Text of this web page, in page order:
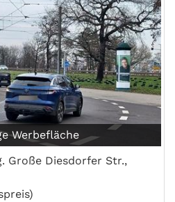
Werbefläche
Große Diesdorfer Str.,